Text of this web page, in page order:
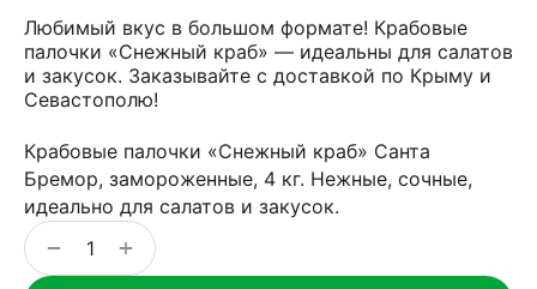
Любимый вкус в большом формате! Крабовые
палочки «Снежный краб» — идеальны для салатов
и закусок. Заказывайте с доставкой по Крыму и
Севастополю!
Крабовые палочки «Снежный краб» Санта
Бремор, замороженные, 4 кг. Нежные, сочные,
идеально для салатов и закусок.
+
−